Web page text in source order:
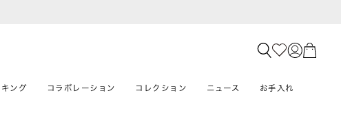
ング コラボレーション コレクション ニュース お手入れ